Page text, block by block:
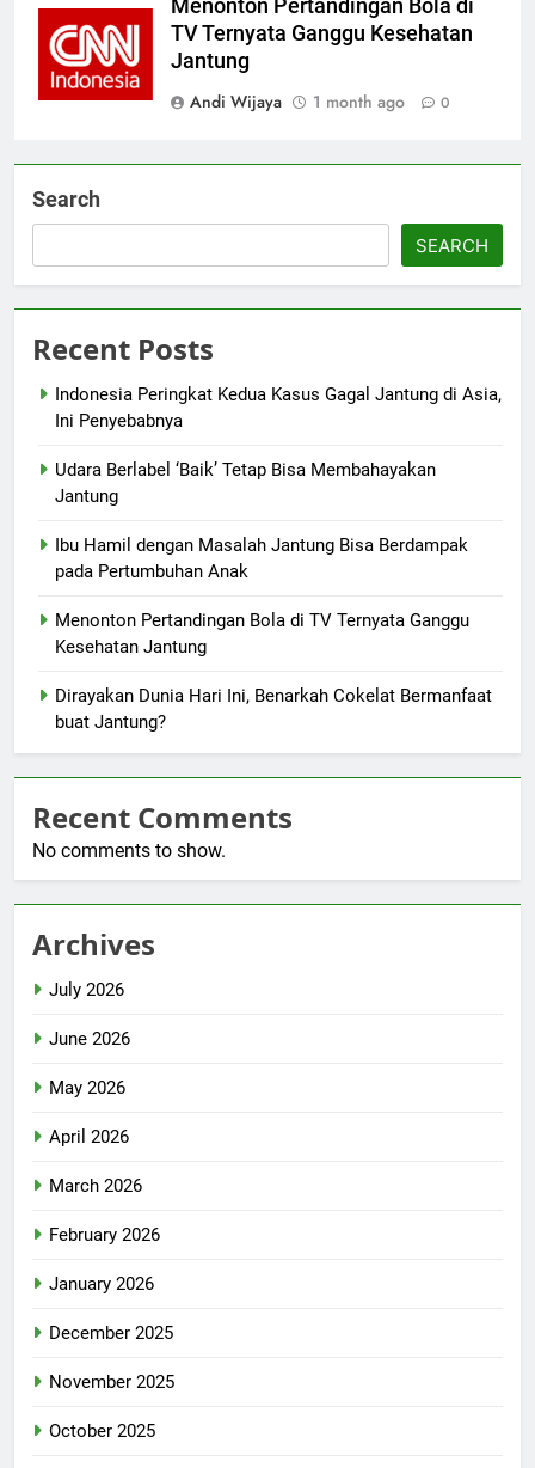
Menonton Pertandingan Bola di
TV Ternyata Ganggu Kesehatan
Jantung
Andi Wijaya
1 month ago 0
Search
SEARCH
Recent Posts
Indonesia Peringkat Kedua Kasus Gagal Jantung di Asia,
Ini Penyebabnya
Udara Berlabel ‘Baik’ Tetap Bisa Membahayakan
Jantung
Ibu Hamil dengan Masalah Jantung Bisa Berdampak
pada Pertumbuhan Anak
Menonton Pertandingan Bola di TV Ternyata Ganggu
Kesehatan Jantung
Dirayakan Dunia Hari Ini, Benarkah Cokelat Bermanfaat
buat Jantung?
Recent Comments
No comments to show.
Archives
July 2026
June 2026
May 2026
April 2026
March 2026
February 2026
January 2026
December 2025
November 2025
October 2025